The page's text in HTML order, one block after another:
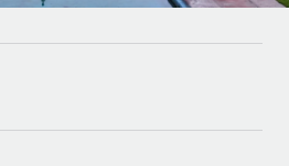
Global-HR-Funktionen in deine